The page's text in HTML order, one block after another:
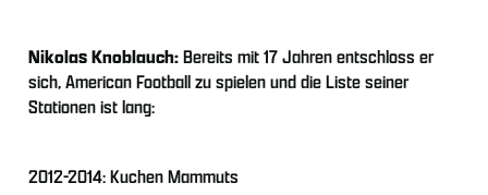
Nikolas Knoblauch:Bereits mit 17 Jahren entschloss er
sich, American Football zu spielen und die Liste seiner
Stationen ist lang:
2012-2014: Kuchen Mammuts